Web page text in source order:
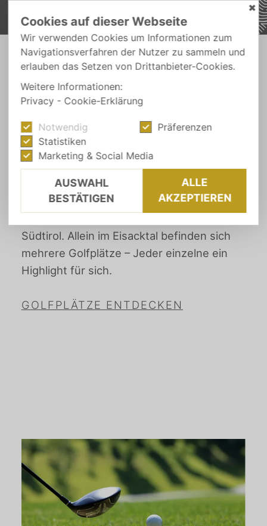
AUS-FLÜGE - GOLFEN IN SÜDTIROL
Golfen in Südtirol
Kaum eine andere Region bietet auf so
kleiner Fläche eine so große Bandbreite
Südtirol. Allein im Eisacktal befinden sich
mehrere Golfplätze – Jeder einzelne ein
Highlight für sich.
GOLFPLÄTZE ENTDECKEN
✖
Cookies auf dieser Webseite
Wir verwenden Cookies um Informationen zum
Navigationsverfahren der Nutzer zu sammeln und
erlauben das Setzen von Drittanbieter-Cookies.
Weitere Informationen:
Privacy - Cookie-Erklärung
Notwendig
Präferenzen
Statistiken
Marketing & Social Media
AUSWAHL
BESTÄTIGEN
ALLE
AKZEPTIEREN